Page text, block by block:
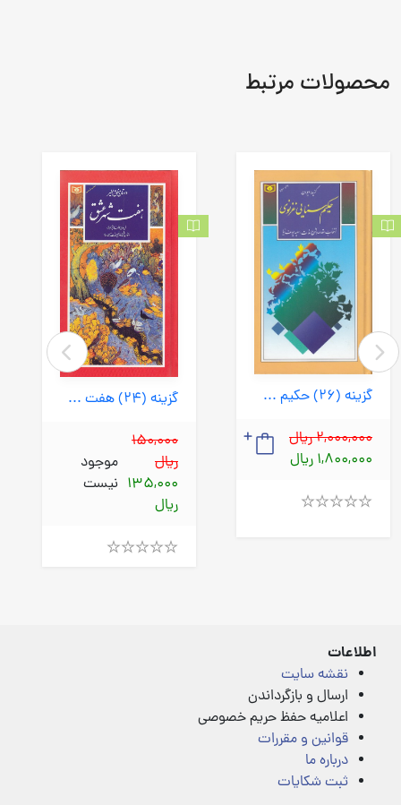
محصولات مرتبط
گزینه (24) هفت شهر عشق (قدیانی) پالتویی سلفون
150,000
ریال
135,000
ریال
موجود
نیست
گزینه (26) حکیم سنایی غزنوی (قدیانی) پالتویی سلفون
2,000,000 ریال
1,800,000 ریال
اطلاعات
نقشه سایت
ارسال و بازگرداندن
اعلامیه حفظ حریم خصوصی
قوانین و مقررات
درباره ما
ثبت شکایات